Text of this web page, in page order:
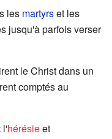
les martyrset les
jusqu'à parfois verser
le Christ dans un
comptés au
l'hérésieet